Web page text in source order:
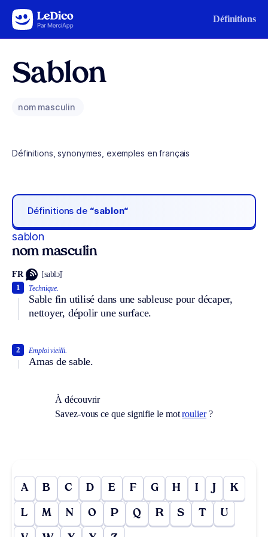
Aller au contenu Définitions
Sablon
nom masculin
Définitions, synonymes, exemples en français
Définitions de “sablon“
sablon
nom masculin
FR [sablɔ̃]
Technique.
Sable fin utilisé dans une sableuse pour décaper,
nettoyer, dépolir une surface.
1
Emploi vieilli.
Amas de sable.
2
À découvrir
Savez-vous ce que signifie le motroulier?
A B C D E F G H I J K
L M N O P Q R S T U